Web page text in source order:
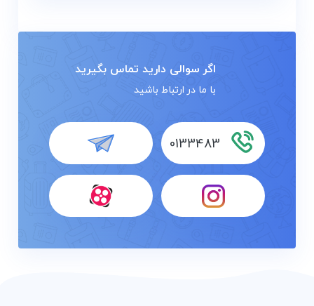
اگر سوالی دارید تماس بگیرید
با ما در ارتباط باشید
0133483